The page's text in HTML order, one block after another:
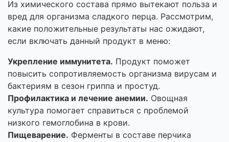
Из химического состава прямо вытекают польза и
вред для организма сладкого перца. Рассмотрим,
какие положительные результаты нас ожидают,
если включать данный продукт в меню:
Укрепление иммунитета. Продукт поможет
повысить сопротивляемость организма вирусам и
бактериям в сезон гриппа и простуд.
Профилактика и лечение анемии. Овощная
культура помогает справиться с проблемой
низкого гемоглобина в крови.
Пищеварение. Ферменты в составе перчика